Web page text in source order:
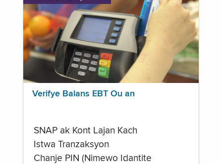
Verifye Balans EBT Ou an
SNAP ak Kont Lajan Kach
Istwa Tranzaksyon
Chanje PIN (Nimewo Idantite